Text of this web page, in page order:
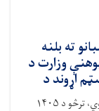
ته بلنه
د پوهنې وزارت د
اړوند د
پوهنې وزارت په شرایطو برابر ټولو داوطلبانو ته بلنه ورکوي، ترڅو د ۱۴۰۵